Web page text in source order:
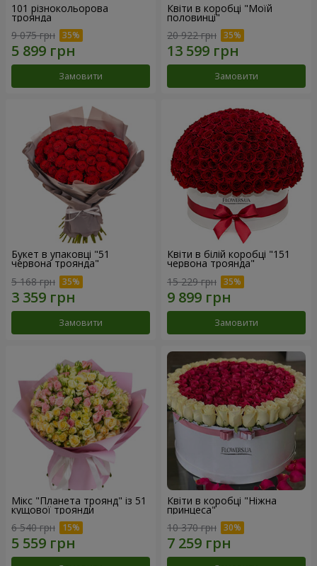
101 різнокольорова
троянда
9 075 грн
Замовити
Квіти в коробці "Моїй
половинці"
20 922 грн
Замовити
Букет в упаковці "51
червона троянда"
5 168 грн
Замовити
Квіти в білій коробці "151
червона троянда"
15 229 грн
Замовити
Мікс "Планета троянд" із 51
кущової троянди
6 540 грн
Квіти в коробці "Ніжна
принцеса"
10 370 грн